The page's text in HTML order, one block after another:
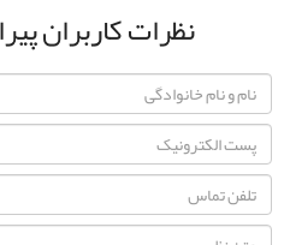
نظرات کاربران